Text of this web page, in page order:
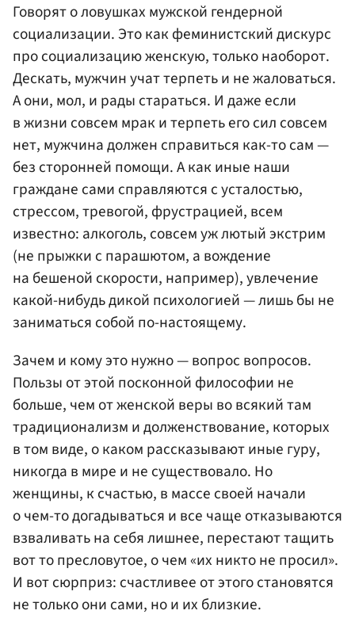
Говорят о ловушках мужской гендерной
социализации. Это как феминистский дискурс
про социализацию женскую, только наоборот.
Дескать, мужчин учат терпеть и не жаловаться.
А они, мол, и рады стараться. И даже если
в жизни совсем мрак и терпеть его сил совсем
нет, мужчина должен справиться как-то сам —
без сторонней помощи. А как иные наши
граждане сами справляются с усталостью,
стрессом, тревогой, фрустрацией, всем
известно: алкоголь, совсем уж лютый экстрим
(не прыжки с парашютом, а вождение
на бешеной скорости, например), увлечение
какой-нибудь дикой психологией — лишь бы не
заниматься собой по-настоящему.
Зачем и кому это нужно — вопрос вопросов.
Пользы от этой посконной философии не
больше, чем от женской веры во всякий там
традиционализм и долженствование, которых
в том виде, о каком рассказывают иные гуру,
никогда в мире и не существовало. Но
женщины, к счастью, в массе своей начали
о чем-то догадываться и все чаще отказываются
взваливать на себя лишнее, перестают тащить
вот то пресловутое, о чем «их никто не просил».
И вот сюрприз: счастливее от этого становятся
не только они сами, но и их близкие.